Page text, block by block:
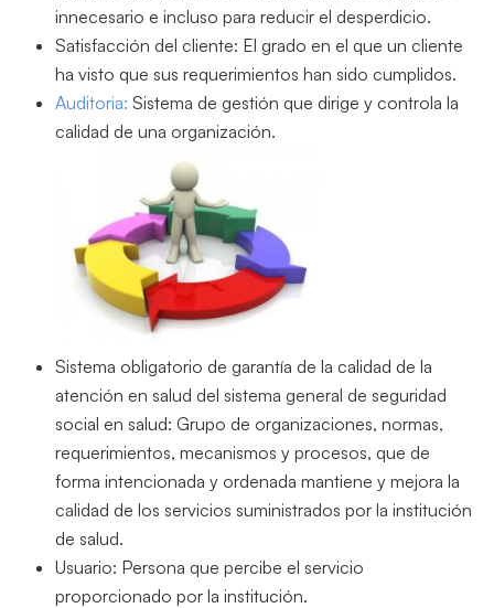
innecesario e incluso para reducir el desperdicio.
Satisfacción del cliente: El grado en el que un cliente
ha visto que sus requerimientos han sido cumplidos.
Auditoria: Sistema de gestión que dirige y controla la
calidad de una organización.
Sistema obligatorio de garantía de la calidad de la
atención en salud del sistema general de seguridad
social en salud: Grupo de organizaciones, normas,
requerimientos, mecanismos y procesos, que de
forma intencionada y ordenada mantiene y mejora la
calidad de los servicios suministrados por la institución
de salud.
Usuario: Persona que percibe el servicio
proporcionado por la institución.